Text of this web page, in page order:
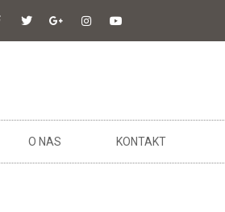
O NAS KONTAKT